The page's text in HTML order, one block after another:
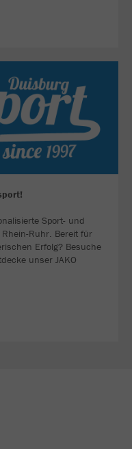
Sport- und
Ruhr. Bereit für
Erfolg? Besuche
unser JAKO